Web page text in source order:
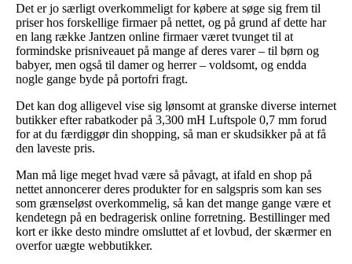
Det er jo særligt overkommeligt for købere at søge sig frem til
priser hos forskellige firmaer på nettet, og på grund af dette har
en lang række Jantzen online firmaer været tvunget til at
formindske prisniveauet på mange af deres varer – til børn og
babyer, men også til damer og herrer – voldsomt, og endda
nogle gange byde på portofri fragt.
Det kan dog alligevel vise sig lønsomt at granske diverse internet
butikker efter rabatkoder på 3,300 mH Luftspole 0,7 mm forud
for at du færdiggør din shopping, så man er skudsikker på at få
den laveste pris.
Man må lige meget hvad være så påvagt, at ifald en shop på
nettet annoncerer deres produkter for en salgspris som kan ses
som grænseløst overkommelig, så kan det mange gange være et
kendetegn på en bedragerisk online forretning. Bestillinger med
kort er ikke desto mindre omsluttet af et lovbud, der skærmer en
overfor uægte webbutikker.